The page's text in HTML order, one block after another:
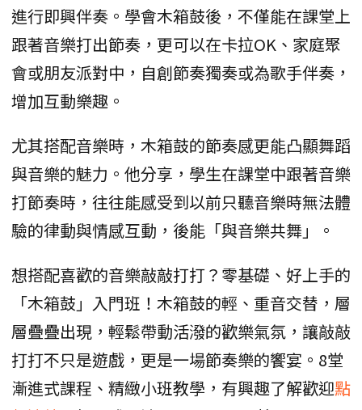
進行即興伴奏。學會木箱鼓後，不僅能在課堂上
跟著音樂打出節奏，更可以在卡拉OK、家庭聚
會或朋友派對中，自創節奏獨奏或為歌手伴奏，
增加互動樂趣。
尤其搭配音樂時，木箱鼓的節奏感更能凸顯舞蹈
與音樂的魅力。他分享，學生在課堂中跟著音樂
打節奏時，往往能感受到以前只聽音樂時無法體
驗的律動與情感互動，後能「與音樂共舞」。
想搭配喜歡的音樂敲敲打打？零基礎、好上手的
「木箱鼓」入門班！木箱鼓的輕、重音交替，層
層疊疊出現，輕鬆帶動活潑的歡樂氣氛，讓敲敲
打打不只是遊戲，更是一場節奏樂的饗宴。8堂
漸進式課程、精緻小班教學，有興趣了解歡迎點